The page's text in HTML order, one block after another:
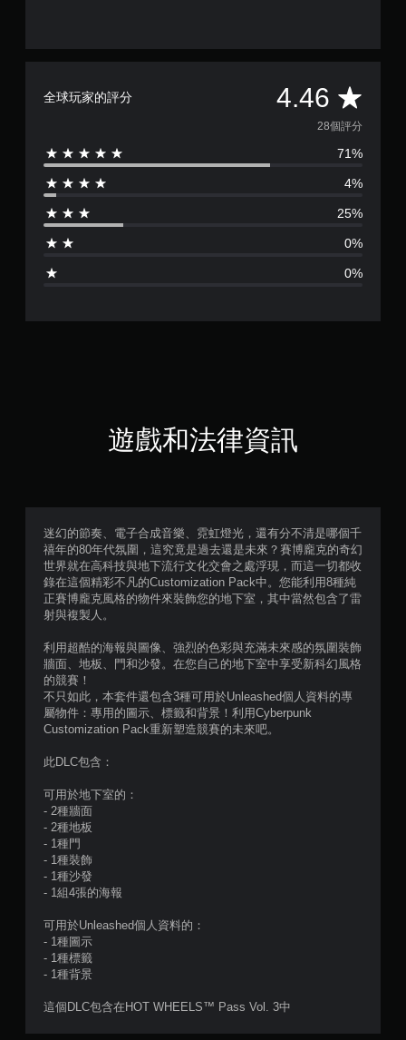
全球玩家的評分 4.46 平
均
評
分
4
4
分
5
顆
）
，
28個評分
71%
4%
25%
0%
0%
遊戲和法律資訊
迷幻的節奏、電子合成音樂、霓虹燈光，還有分不清是哪個千
禧年的80年代氛圍，這究竟是過去還是未來？賽博龐克的奇幻
世界就在高科技與地下流行文化交會之處浮現，而這一切都收
錄在這個精彩不凡的Customization Pack中。您能利用8種純
正賽博龐克風格的物件來裝飾您的地下室，其中當然包含了雷
射與複製人。
利用超酷的海報與圖像、強烈的色彩與充滿未來感的氛圍裝飾
牆面、地板、門和沙發。在您自己的地下室中享受新科幻風格
的競賽！
不只如此，本套件還包含3種可用於Unleashed個人資料的專
屬物件：專用的圖示、標籤和背景！利用Cyberpunk
Customization Pack重新塑造競賽的未來吧。
此DLC包含：
可用於地下室的：
- 2種牆面
- 2種地板
- 1種門
- 1種裝飾
- 1種沙發
- 1組4張的海報
可用於Unleashed個人資料的：
- 1種圖示
- 1種標籤
- 1種背景
這個DLC包含在HOT WHEELS™ Pass Vol. 3中